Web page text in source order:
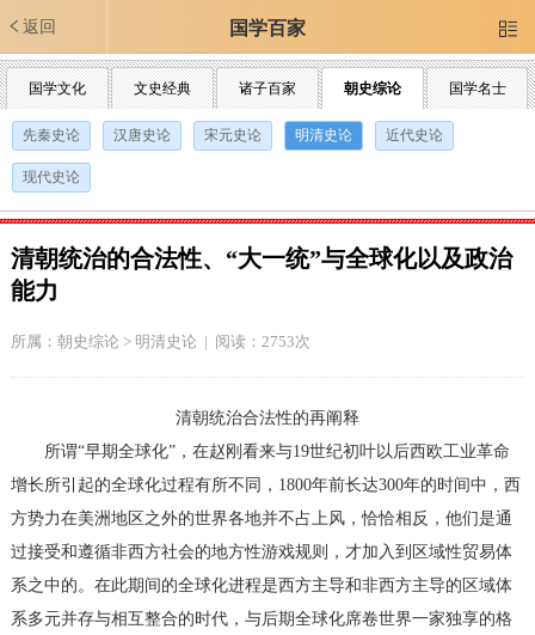
返回 国学百家 
国学文化 文史经典 诸子百家 朝史综论 国学名士
先秦史论 汉唐史论 宋元史论 明清史论 近代史论
现代史论
清朝统治的合法性、“大一统”与全球化以及政治
能力
所属： 朝史综论 > 明清史论 | 阅读：2753次
清朝统治合法性的再阐释
所谓“早期全球化”，在赵刚看来与19世纪初叶以后西欧工业革命
增长所引起的全球化过程有所不同，1800年前长达300年的时间中，西
方势力在美洲地区之外的世界各地并不占上风，恰恰相反，他们是通
过接受和遵循非西方社会的地方性游戏规则，才加入到区域性贸易体
系之中的。在此期间的全球化进程是西方主导和非西方主导的区域体
系多元并存与相互整合的时代，与后期全球化席卷世界一家独享的格